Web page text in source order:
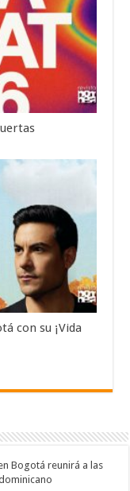
con su ¡Vida
Bogotá reunirá a las